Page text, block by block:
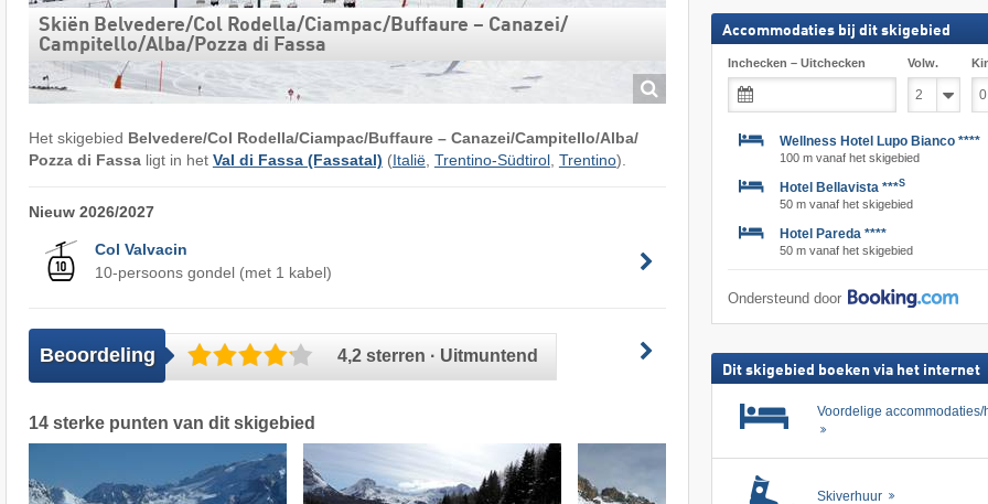
Skiën Belvedere/​​Col Rodella/​​Ciampac/​​Buffaure – Canazei/​​
Campitello/​​Alba/​​Pozza di Fassa
Het skigebied Belvedere/​Col Rodella/​Ciampac/​Buffaure – Canazei/​Campitello/​Alba/​
Pozza di Fassaligt in het Val di Fassa (Fassatal) (Italië, Trentino-Südtirol, Trentino).
Nieuw 2026/2027
Col Valvacin
10-persoons gondel (met 1 kabel)
Beoordeling 4,2 sterren · Uitmuntend
14 sterke punten van dit skigebied
Accommodaties bij dit skigebied
Inchecken – Uitchecken Volw.
Wellness Hotel Lupo Bianco ****
100 m vanaf het skigebied
Hotel Bellavista ***S
50 m vanaf het skigebied
Hotel Pareda ****
50 m vanaf het skigebied
Ondersteund door
Dit skigebied boeken via het internet
Voordelige accommodaties/
Skiverhuur